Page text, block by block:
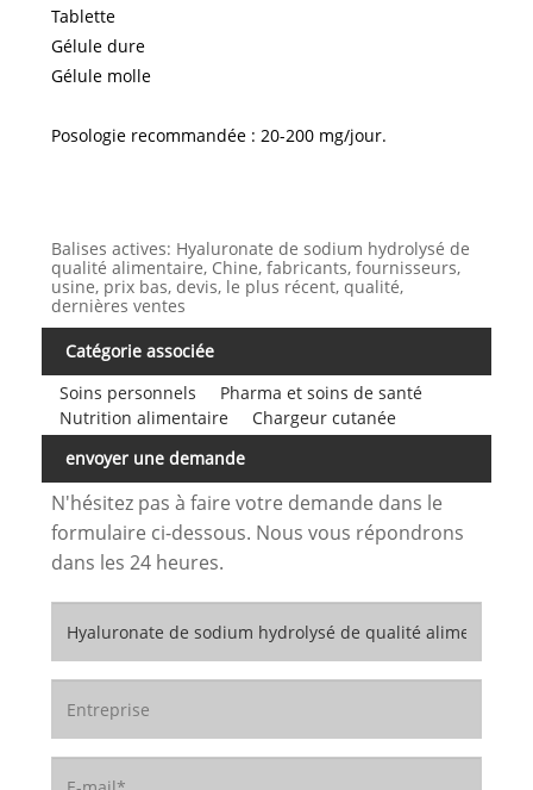
Tablette
Gélule dure
Gélule molle
Posologie recommandée : 20-200 mg/jour.
Balises actives: Hyaluronate de sodium hydrolysé de
qualité alimentaire, Chine, fabricants, fournisseurs,
usine, prix bas, devis, le plus récent, qualité,
dernières ventes
Catégorie associée
Soins personnels
Pharma et soins de santé
Nutrition alimentaire
Chargeur cutanée
envoyer une demande
N'hésitez pas à faire votre demande dans le
formulaire ci-dessous. Nous vous répondrons
dans les 24 heures.